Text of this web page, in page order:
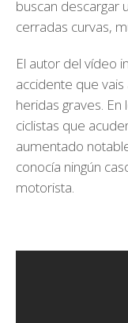
buscan descargar
cerradas curvas,
El autor del vídeo
accidente que
heridas graves.
ciclistas que
aumentado
conocía ningún
motorista.